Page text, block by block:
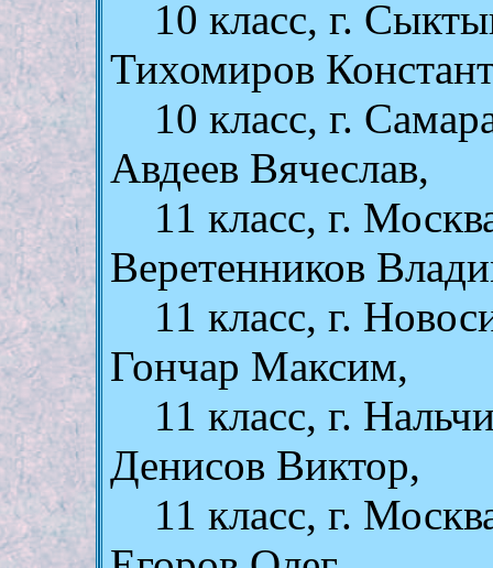
10 класс, г.
Тихомиров
10 класс, г.
Авдеев Вячеслав,
11 класс, г.
Веретенников
11 класс, г.
Гончар Максим,
11 класс, г.
Денисов Виктор,
11 класс, г.